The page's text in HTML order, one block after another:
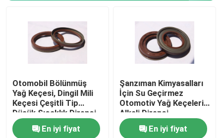
Otomobil Bölünmüş
Yağ Keçesi, Dingil Mili
Keçesi Çeşitli Tip
Düşük Sıcaklık Direnci
En iyi fiyat
Şanzıman Kimyasalları
İçin Su Geçirmez
Otomotiv Yağ Keçeleri /
Alkali Direnci
En iyi fiyat